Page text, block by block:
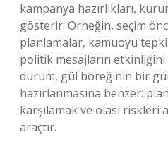
kampanya hazırlıkları,
gösterir. Örneğin, seçim
planlamalar, kamuoyu
politik mesajların etkinliğini
durum, gül böreğinin bir
hazırlanmasına benzer:
karşılamak ve olası
araçtır.